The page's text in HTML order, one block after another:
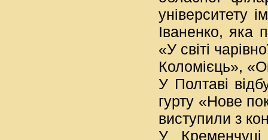
університету
Іваненко, яка
«У світі
Коломієць»,
У Полтаві
гурту «Нове
виступили з
У